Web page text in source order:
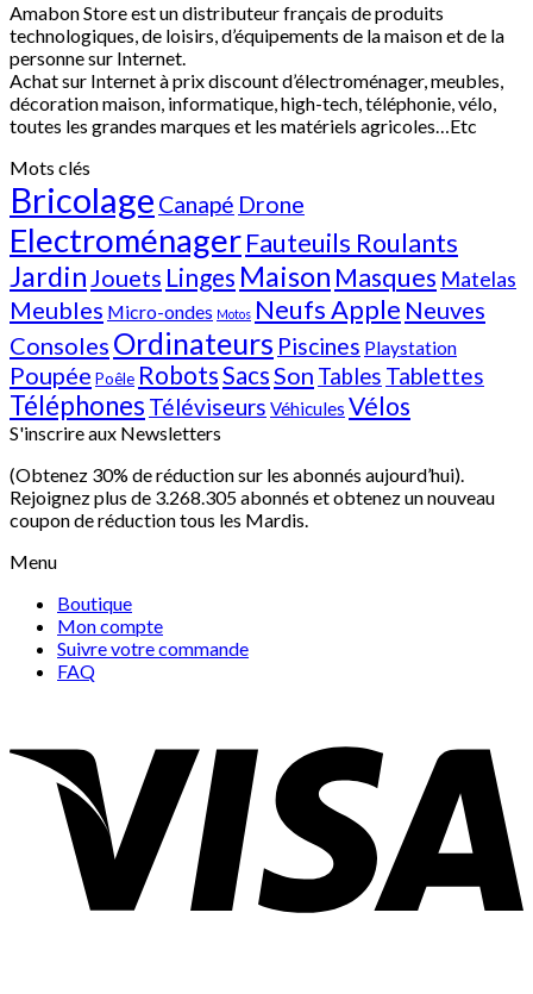
AmabonStore est un distributeur français de produits
technologiques, de loisirs, d’équipements de la maison et de la
personne sur Internet.
Achat sur Internet à prix discount d’électroménager, meubles,
décoration maison, informatique, high-tech, téléphonie, vélo,
toutes les grandes marques et les matériels agricoles…Etc
Mots clés
Bricolage Canapé Drone
ElectroménagerFauteuils Roulants
JardinJouets Linges Maison Masques Matelas
Meubles Micro-ondes Motos Neufs Apple Neuves
Consoles Ordinateurs Piscines Playstation
Poupée Poêle RobotsSacsSon Tables Tablettes
Téléphones Téléviseurs Véhicules Vélos
S'inscrire aux Newsletters
(Obtenez 30% de réduction sur les abonnés aujourd’hui).
Rejoignez plus de 3.268.305 abonnés et obtenez un nouveau
coupon de réduction tous les Mardis.
Menu
Boutique
Mon compte
Suivre votre commande
FAQ